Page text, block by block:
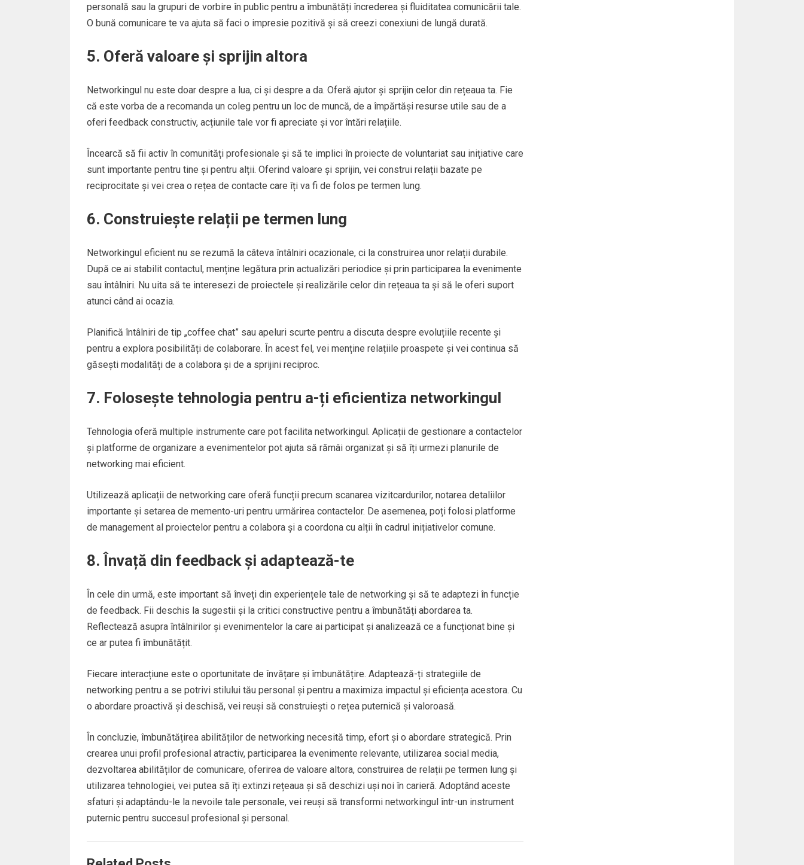
personală sau la grupuri de vorbire în public pentru a îmbunătăți încrederea și fluiditatea comunicării tale.
O bună comunicare te va ajuta să faci o impresie pozitivă și să creezi conexiuni de lungă durată.
5. Oferă valoare și sprijin altora
Networkingul nu este doar despre a lua, ci și despre a da. Oferă ajutor și sprijin celor din rețeaua ta. Fie
că este vorba de a recomanda un coleg pentru un loc de muncă, de a împărtăși resurse utile sau de a
oferi feedback constructiv, acțiunile tale vor fi apreciate și vor întări relațiile.
Încearcă să fii activ în comunități profesionale și să te implici în proiecte de voluntariat sau inițiative care
sunt importante pentru tine și pentru alții. Oferind valoare și sprijin, vei construi relații bazate pe
reciprocitate și vei crea o rețea de contacte care îți va fi de folos pe termen lung.
6. Construiește relații pe termen lung
Networkingul eficient nu se rezumă la câteva întâlniri ocazionale, ci la construirea unor relații durabile.
După ce ai stabilit contactul, menține legătura prin actualizări periodice și prin participarea la evenimente
sau întâlniri. Nu uita să te interesezi de proiectele și realizările celor din rețeaua ta și să le oferi suport
atunci când ai ocazia.
Planifică întâlniri de tip „coffee chat” sau apeluri scurte pentru a discuta despre evoluțiile recente și
pentru a explora posibilități de colaborare. În acest fel, vei menține relațiile proaspete și vei continua să
găsești modalități de a colabora și de a sprijini reciproc.
7. Folosește tehnologia pentru a-ți eficientiza networkingul
Tehnologia oferă multiple instrumente care pot facilita networkingul. Aplicații de gestionare a contactelor
și platforme de organizare a evenimentelor pot ajuta să rămâi organizat și să îți urmezi planurile de
networking mai eficient.
Utilizează aplicații de networking care oferă funcții precum scanarea vizitcardurilor, notarea detaliilor
importante și setarea de memento-uri pentru urmărirea contactelor. De asemenea, poți folosi platforme
de management al proiectelor pentru a colabora și a coordona cu alții în cadrul inițiativelor comune.
8. Învață din feedback și adaptează-te
În cele din urmă, este important să înveți din experiențele tale de networking și să te adaptezi în funcție
de feedback. Fii deschis la sugestii și la critici constructive pentru a îmbunătăți abordarea ta.
Reflectează asupra întâlnirilor și evenimentelor la care ai participat și analizează ce a funcționat bine și
ce ar putea fi îmbunătățit.
Fiecare interacțiune este o oportunitate de învățare și îmbunătățire. Adaptează-ți strategiile de
networking pentru a se potrivi stilului tău personal și pentru a maximiza impactul și eficiența acestora. Cu
o abordare proactivă și deschisă, vei reuși să construiești o rețea puternică și valoroasă.
În concluzie, îmbunătățirea abilităților de networking necesită timp, efort și o abordare strategică. Prin
crearea unui profil profesional atractiv, participarea la evenimente relevante, utilizarea social media,
dezvoltarea abilităților de comunicare, oferirea de valoare altora, construirea de relații pe termen lung și
utilizarea tehnologiei, vei putea să îți extinzi rețeaua și să deschizi uși noi în carieră. Adoptând aceste
sfaturi și adaptându-le la nevoile tale personale, vei reuși să transformi networkingul într-un instrument
puternic pentru succesul profesional și personal.